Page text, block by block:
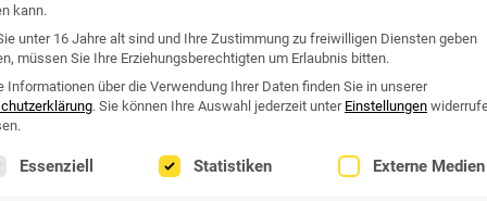
140MG ++ 60 KAPSELN
DR.BÖHM®
kann.
unter 16 Jahre alt sind und Ihre Zustimmung zu freiwilligen Diensten geben
müssen Sie Ihre Erziehungsberechtigten um Erlaubnis bitten.
Informationen über die Verwendung Ihrer Daten finden Sie in unserer
. Sie können Ihre Auswahl jederzeit unter Einstellungen
eine Liste der Service-Gruppen, für die eine Einwilligung
Essenziell Statistiken Externe Medien